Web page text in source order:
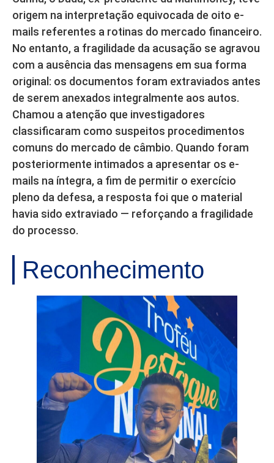
origem na interpretação equivocada de oito e-
mails referentes a rotinas do mercado financeiro.
No entanto, a fragilidade da acusação se agravou
com a ausência das mensagens em sua forma
original: os documentos foram extraviados antes
de serem anexados integralmente aos autos.
Chamou a atenção que investigadores
classificaram como suspeitos procedimentos
comuns do mercado de câmbio. Quando foram
posteriormente intimados a apresentar os e-
mails na íntegra, a fim de permitir o exercício
pleno da defesa, a resposta foi que o material
havia sido extraviado — reforçando a fragilidade
do processo.
Reconhecimento